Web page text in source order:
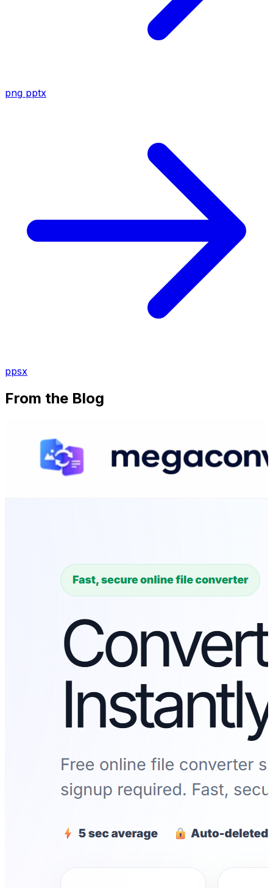
png pptx
ppsx
From the Blog